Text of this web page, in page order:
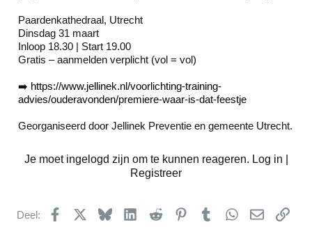
Paardenkathedraal, Utrecht
Dinsdag 31 maart
Inloop 18.30 | Start 19.00
Gratis – aanmelden verplicht (vol = vol)
➡️ https://www.jellinek.nl/voorlichting-training-
advies/ouderavonden/premiere-waar-is-dat-feestje
Georganiseerd door Jellinek Preventie en gemeente Utrecht.
Je moet ingelogd zijn om te kunnen reageren. Log in |
Registreer
Deel: Facebook BlueskyLinkedInReddit PinterestTumblrWhatsApp
E-mail